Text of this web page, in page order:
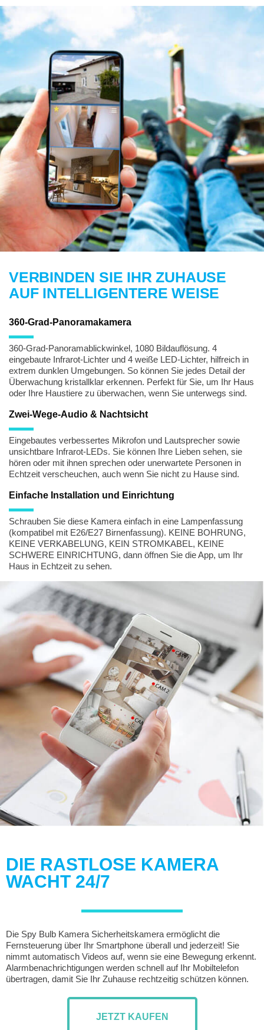
VERBINDEN SIE IHR ZUHAUSE
AUF INTELLIGENTERE WEISE
360-Grad-Panoramakamera
360-Grad-Panoramablickwinkel, 1080 Bildauflösung. 4
eingebaute Infrarot-Lichter und 4 weiße LED-Lichter, hilfreich in
extrem dunklen Umgebungen. So können Sie jedes Detail der
Überwachung kristallklar erkennen. Perfekt für Sie, um Ihr Haus
oder Ihre Haustiere zu überwachen, wenn Sie unterwegs sind.
Zwei-Wege-Audio & Nachtsicht
Eingebautes verbessertes Mikrofon und Lautsprecher sowie
unsichtbare Infrarot-LEDs. Sie können Ihre Lieben sehen, sie
hören oder mit ihnen sprechen oder unerwartete Personen in
Echtzeit verscheuchen, auch wenn Sie nicht zu Hause sind.
Einfache Installation und Einrichtung
Schrauben Sie diese Kamera einfach in eine Lampenfassung
(kompatibel mit E26/E27 Birnenfassung). KEINE BOHRUNG,
KEINE VERKABELUNG, KEIN STROMKABEL, KEINE
SCHWERE EINRICHTUNG, dann öffnen Sie die App, um Ihr
Haus in Echtzeit zu sehen.
DIE RASTLOSE KAMERA
WACHT 24/7
Die Spy Bulb Kamera Sicherheitskamera ermöglicht die
Fernsteuerung über Ihr Smartphone überall und jederzeit! Sie
nimmt automatisch Videos auf, wenn sie eine Bewegung erkennt.
Alarmbenachrichtigungen werden schnell auf Ihr Mobiltelefon
übertragen, damit Sie Ihr Zuhause rechtzeitig schützen können.
JETZT KAUFEN